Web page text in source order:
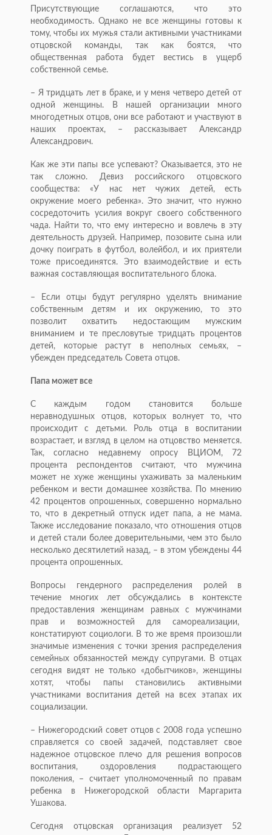
Присутствующие соглашаются, что это
необходимость. Однако не все женщины готовы к
тому, чтобы их мужья стали активными участниками
отцовской команды, так как боятся, что
общественная работа будет вестись в ущерб
собственной семье.
– Я тридцать лет в браке, и у меня четверо детей от
одной женщины. В нашей организации много
многодетных отцов, они все работают и участвуют в
наших проектах, – рассказывает Александр
Александрович.
Как же эти папы все успевают? Оказывается, это не
так сложно. Девиз российского отцовского
сообщества: «У нас нет чужих детей, есть
окружение моего ребенка». Это значит, что нужно
сосредоточить усилия вокруг своего собственного
чада. Найти то, что ему интересно и вовлечь в эту
деятельность друзей. Например, позовите сына или
дочку поиграть в футбол, волейбол, и их приятели
тоже присоединятся. Это взаимодействие и есть
важная составляющая воспитательного блока.
– Если отцы будут регулярно уделять внимание
собственным детям и их окружению, то это
позволит охватить недостающим мужским
вниманием и те пресловутые тридцать процентов
детей, которые растут в неполных семьях, –
убежден председатель Совета отцов.
Папа может все
С каждым годом становится больше
неравнодушных отцов, которых волнует то, что
происходит с детьми. Роль отца в воспитании
возрастает, и взгляд в целом на отцовство меняется.
Так, согласно недавнему опросу ВЦИОМ, 72
процента респондентов считают, что мужчина
может не хуже женщины ухаживать за маленьким
ребенком и вести домашнее хозяйства. По мнению
42 процентов опрошенных, совершенно нормально
то, что в декретный отпуск идет папа, а не мама.
Также исследование показало, что отношения отцов
и детей стали более доверительными, чем это было
несколько десятилетий назад, – в этом убеждены 44
процента опрошенных.
Вопросы гендерного распределения ролей в
течение многих лет обсуждались в контексте
предоставления женщинам равных с мужчинами
прав и возможностей для самореализации,
констатируют социологи. В то же время произошли
значимые изменения с точки зрения распределения
семейных обязанностей между супругами. В отцах
сегодня видят не только «добытчиков», женщины
хотят, чтобы папы становились активными
участниками воспитания детей на всех этапах их
социализации.
– Нижегородский совет отцов с 2008 года успешно
справляется со своей задачей, подставляет свое
надежное отцовское плечо для решения вопросов
воспитания, оздоровления подрастающего
поколения, – считает уполномоченный по правам
ребенка в Нижегородской области Маргарита
Ушакова.
Сегодня отцовская организация реализует 52